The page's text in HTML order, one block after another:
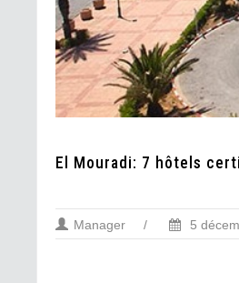
El Mouradi: 7 hôtels
Manager / 5